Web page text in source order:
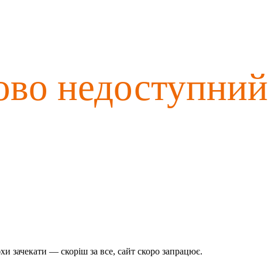
недоступний
зачекати — скоріш за все, сайт скоро запрацює.